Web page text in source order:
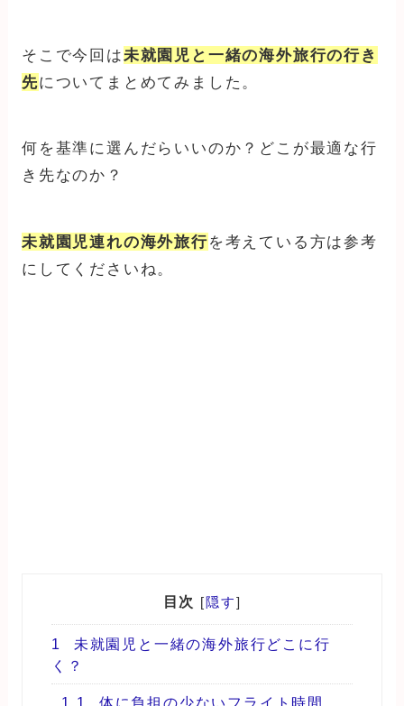
そこで今回は未就園児と一緒の海外旅行の行き
先についてまとめてみました。
何を基準に選んだらいいのか？どこが最適な行
き先なのか？
未就園児連れの海外旅行を考えている方は参考
にしてくださいね。
目次 [ 隠す]
1
未就園児と一緒の海外旅行どこに行
く？
1.1 体に負担の少ないフライト時間